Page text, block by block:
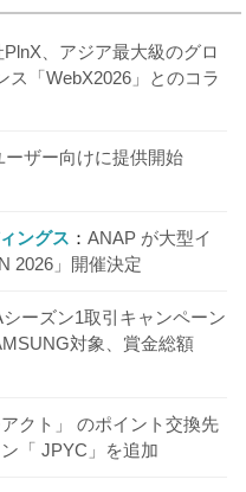
、アジア最大級のグロ
ス「WebX2026」とのコラ
ーザー向けに提供開始
ングス
ANAP が大型イ
2026」開催決定
ーズン1取引キャンペーン
対象、賞金総額
アクト」 のポイント交換先
「 JPYC」を追加